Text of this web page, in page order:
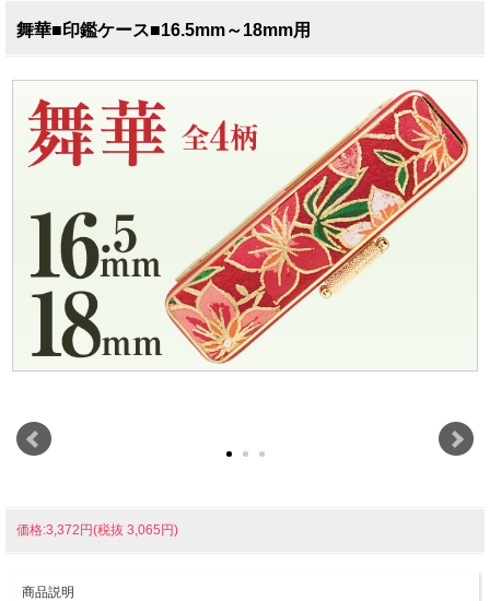
舞華■印鑑ケース■16.5mm～18mm用
価格:3,372円(税抜 3,065円)
商品説明